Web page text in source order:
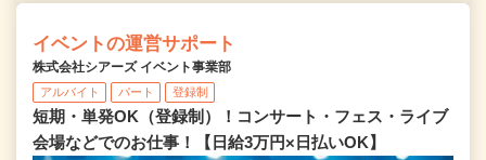
イベントの運営サポート
株式会社シアーズ イベント事業部
アルバイト パート 登録制
短期・単発OK（登録制）！コンサート・フェス・ライブ
会場などでのお仕事！【日給3万円×日払いOK】